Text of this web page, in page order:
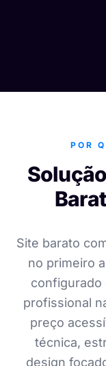
POR
Site barato
no primeiro
configurado
profissional
preço
técnica,
design